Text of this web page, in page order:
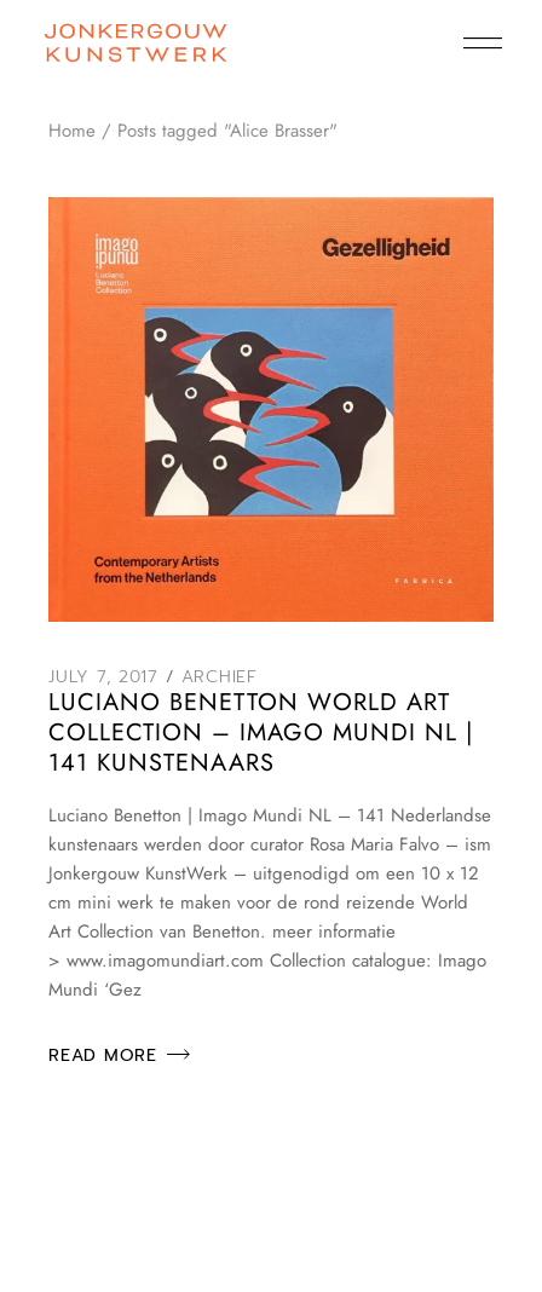
content
Home Posts tagged "Alice Brasser"
JULY 7, 2017 ARCHIEF
LUCIANO BENETTON WORLD ART
COLLECTION – IMAGO MUNDI NL |
141 KUNSTENAARS
Luciano Benetton | Imago Mundi NL – 141 Nederlandse
kunstenaars werden door curator Rosa Maria Falvo – ism
Jonkergouw KunstWerk – uitgenodigd om een 10 x 12
cm mini werk te maken voor de rond reizende World
Art Collection van Benetton. meer informatie
> www.imagomundiart.com Collection catalogue: Imago
Mundi ‘Gez
READ MORE